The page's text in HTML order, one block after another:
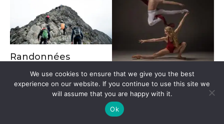
Randonnées
inoubliables au Pic
Saint-Loup : conseils
et itinéraires
La danse comme
carrière
professionnelle : est-
ce intéressant ?
We use cookies to ensure that we give you the best
experience on our website. If you continue to use this site we
will assume that you are happy with it.
Ok